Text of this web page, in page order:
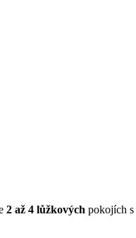
2 až 4 lůžkových pokojích s